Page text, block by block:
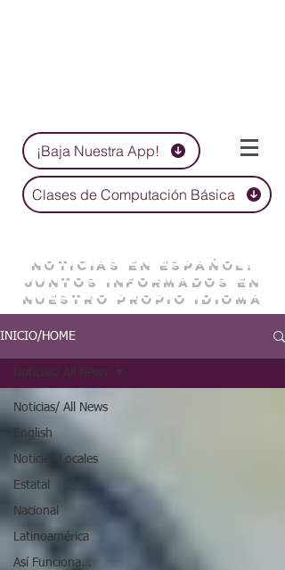
¡Baja Nuestra App!
Clases de Computación Básica
NOTICIAS EN ESPAÑOL:
JUNTOS INFORMADOS EN
NUESTRO PROPIO IDIOMA
INICIO/HOME
Noticias/ All News
English
Noticias Locales
Estatal
Nacional
Latinoamérica
Así Funciona...
Noticias/ All News